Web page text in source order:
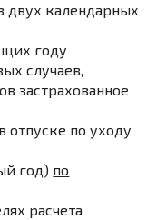
двух календарных
году
случаев,
застрахованное
отпуске по уходу
год) по
расчета